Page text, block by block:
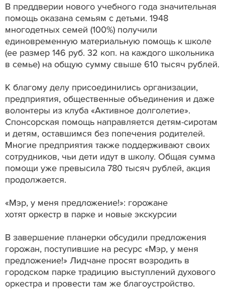
В преддверии нового учебного года значительная
помощь оказана семьям с детьми. 1948
многодетных семей (100%) получили
единовременную материальную помощь к школе
(ее размер 146 руб. 32 коп. на каждого школьника
в семье) на общую сумму свыше 610 тысяч рублей.
К благому делу присоединились организации,
предприятия, общественные объединения и даже
волонтеры из клуба «Активное долголетие».
Спонсорская помощь направляется детям-сиротам
и детям, оставшимся без попечения родителей.
Многие предприятия также поддерживают своих
сотрудников, чьи дети идут в школу. Общая сумма
помощи уже превысила 780 тысяч рублей, акция
продолжается.
«Мэр, у меня предложение!»: горожане
хотят оркестр в парке и новые экскурсии
В завершение планерки обсудили предложения
горожан, поступившие на ресурс «Мэр, у меня
предложение!» Лидчане просят возродить в
городском парке традицию выступлений духового
оркестра и провести там же благоустройство.